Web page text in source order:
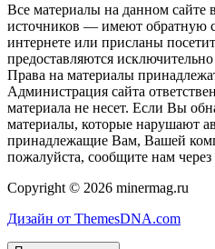
Все материалы на данном сайте
источников — имеют обратную
интернете или присланы
предоставляются
Права на материалы
Администрация сайта
материала не несет. Если Вы
материалы, которые нарушают
принадлежащие Вам, Вашей
пожалуйста, сообщите нам
Copyright © 2026 minermag.ru
Дизайн от ThemesDNA.com